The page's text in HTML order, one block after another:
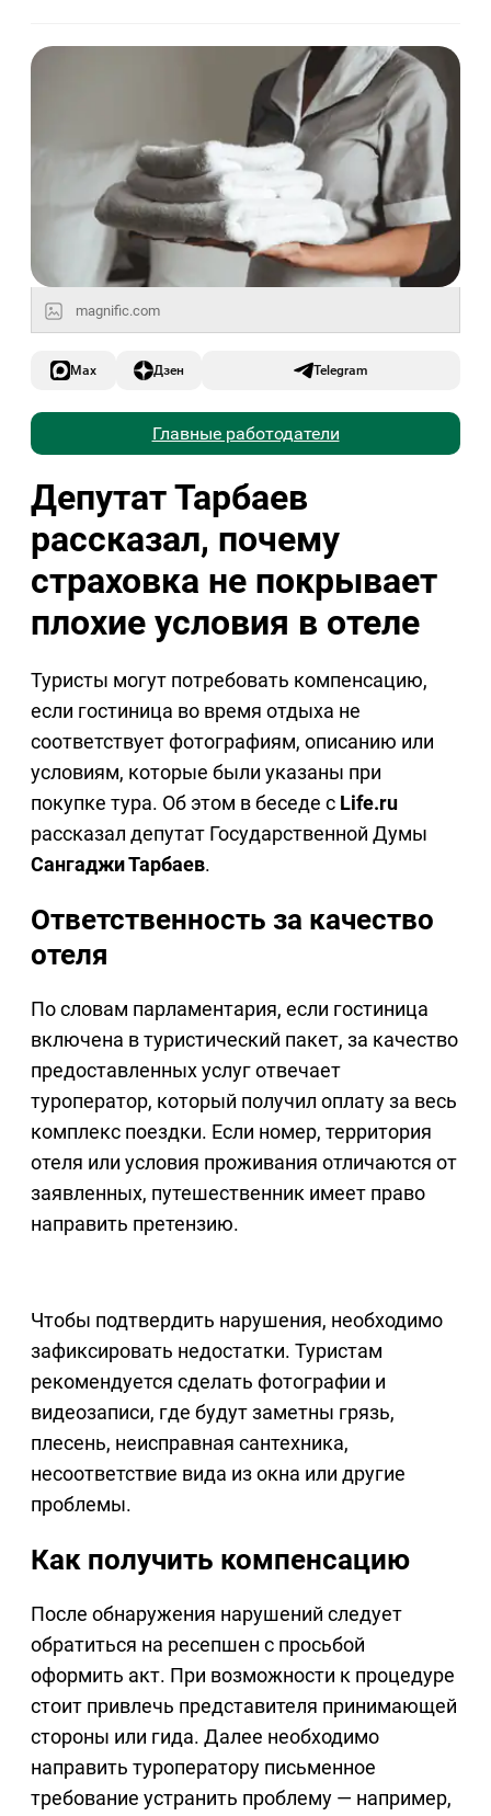
magnific.com
Max Дзен Telegram
Главные работодатели
Депутат Тарбаев
рассказал, почему
страховка не покрывает
плохие условия в отеле
Туристы могут потребовать компенсацию,
если гостиница во время отдыха не
соответствует фотографиям, описанию или
условиям, которые были указаны при
покупке тура. Об этом в беседе с Life.ru
рассказал депутат Государственной Думы
Сангаджи Тарбаев.
Ответственность за качество
отеля
По словам парламентария, если гостиница
включена в туристический пакет, за качество
предоставленных услуг отвечает
туроператор, который получил оплату за весь
комплекс поездки. Если номер, территория
отеля или условия проживания отличаются от
заявленных, путешественник имеет право
направить претензию.
Чтобы подтвердить нарушения, необходимо
зафиксировать недостатки. Туристам
рекомендуется сделать фотографии и
видеозаписи, где будут заметны грязь,
плесень, неисправная сантехника,
несоответствие вида из окна или другие
проблемы.
Как получить компенсацию
После обнаружения нарушений следует
обратиться на ресепшен с просьбой
оформить акт. При возможности к процедуре
стоит привлечь представителя принимающей
стороны или гида. Далее необходимо
направить туроператору письменное
требование устранить проблему — например,